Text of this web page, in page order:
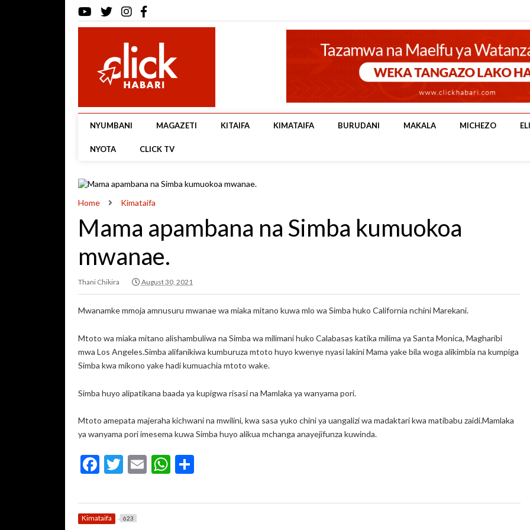
NYUMBANI MAGAZETI KITAIFA KIMATAIFA BURUDANI MAKALA MICHEZO
NYOTA CLICK TV
Home Kimataifa
Mama apambana na Simba kumuokoa
mwanae.
Thani Chikira August 30, 2021
Mwanamke mmoja amnusuru mwanae wa miaka mitano kuwa mlo wa Simba huko California nchini Marekani.
Mtoto wa miaka mitano alishambuliwa na Simba wa milimani huko Calabasas katika milima ya Santa Monica, Magharibi
mwa Los Angeles.Simba alifanikiwa kumburuza mtoto huyo kwenye nyasi lakini Mama yake bila woga alikimbia na kumpiga
Simba kwa mikono yake hadi kumuachia mtoto wake.
Simba huyo alipatikana baada ya kupigwa risasi na Mamlaka ya wanyama pori.
Mtoto amepata majeraha kichwani na mwilini, kwa sasa yuko chini ya uangalizi wa madaktari kwa matibabu zaidi.Mamlaka
ya wanyama pori imesema kuwa Simba huyo alikua mchanga anayejifunza kuwinda.
F
e
b
T
itt
er
E
ai
W
at
S
ar
Kimataifa 623